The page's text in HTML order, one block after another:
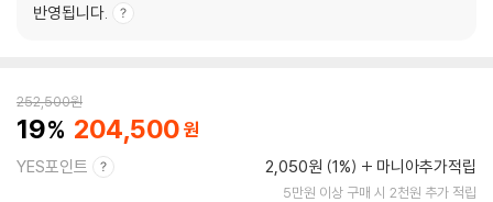
반영됩니다.
252,500원
19 204,500
YES포인트 2,050원 (1%) 마니아추가적립
5만원 이상 구매 시 2천원 추가 적립